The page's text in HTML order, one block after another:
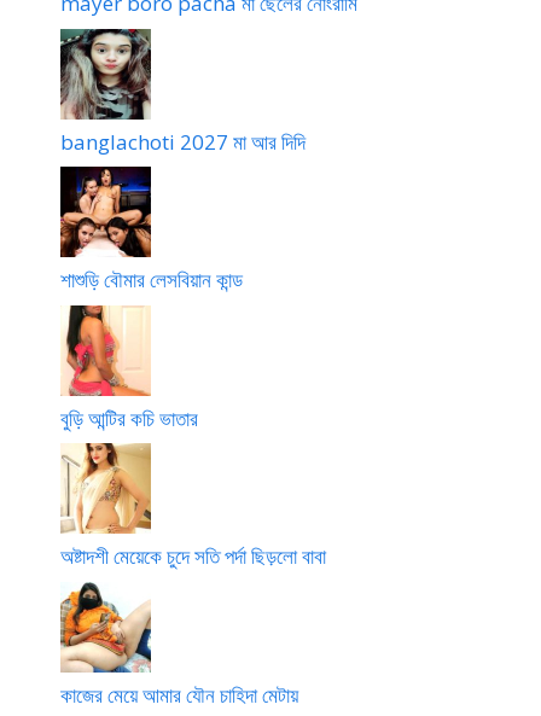
banglachoti 2027 মা আর দিদি
শাশুড়ি বৌমার লেসবিয়ান কান্ড
বুড়ি আন্টির কচি ভাতার
অষ্টাদশী মেয়েকে চুদে সতি পর্দা ছিড়লো বাবা
কাজের মেয়ে আমার যৌন চাহিদা মেটায়